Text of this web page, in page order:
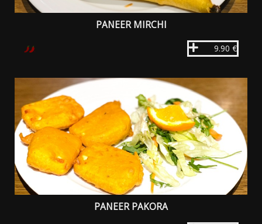
PANEER MIRCHI
9.90 €
PANEER PAKORA